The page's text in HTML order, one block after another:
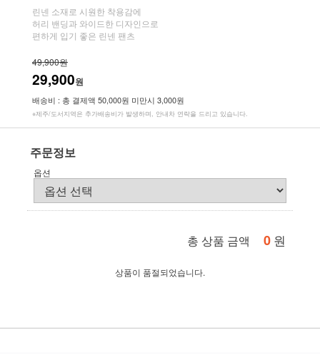
린넨 소재로 시원한 착용감에
허리 밴딩과 와이드한 디자인으로
편하게 입기 좋은 린넨 팬츠
49,900원
29,900원
배송비 : 총 결제액 50,000원 미만시 3,000원
※제주/도서지역은 추가배송비가 발생하며, 안내차 연락을 드리고 있습니다.
주문정보
옵션
총 상품 금액 0 원
상품이 품절되었습니다.